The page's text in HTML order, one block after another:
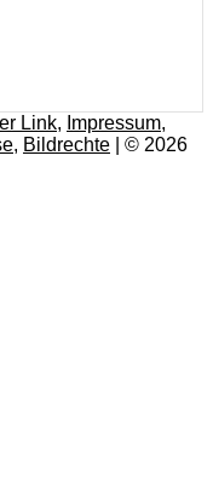
Link, Impressum,
, Bildrechte | © 2026